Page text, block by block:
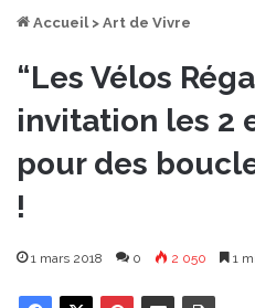
Accueil > Art de Vivre
“Les Vélos
invitation les 2
pour des
!
1 mars 2018 0 2 050 1